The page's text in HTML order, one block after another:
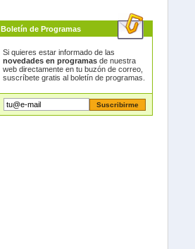
Boletín de Programas
Si quieres estar informado de las
novedades en programasde nuestra
web directamente en tu buzón de correo,
suscríbete gratis al boletín de programas.